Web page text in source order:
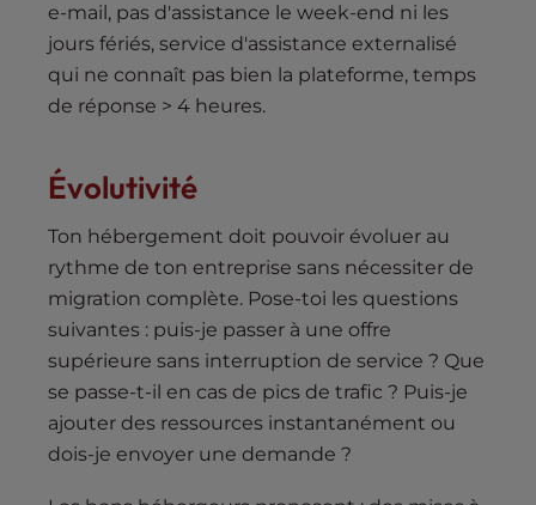
e-mail, pas d'assistance le week-end ni les
jours fériés, service d'assistance externalisé
qui ne connaît pas bien la plateforme, temps
de réponse > 4 heures.
Évolutivité
Ton hébergement doit pouvoir évoluer au
rythme de ton entreprise sans nécessiter de
migration complète. Pose-toi les questions
suivantes : puis-je passer à une offre
supérieure sans interruption de service ? Que
se passe-t-il en cas de pics de trafic ? Puis-je
ajouter des ressources instantanément ou
dois-je envoyer une demande ?